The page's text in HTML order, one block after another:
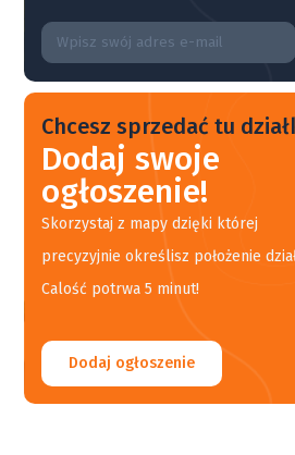
Chcesz sprzedać tu
Dodaj swoje
ogłoszenie!
Skorzystaj z mapy dzięki której
precyzyjnie określisz położenie
Calość potrwa 5 minut!
Dodaj ogłoszenie